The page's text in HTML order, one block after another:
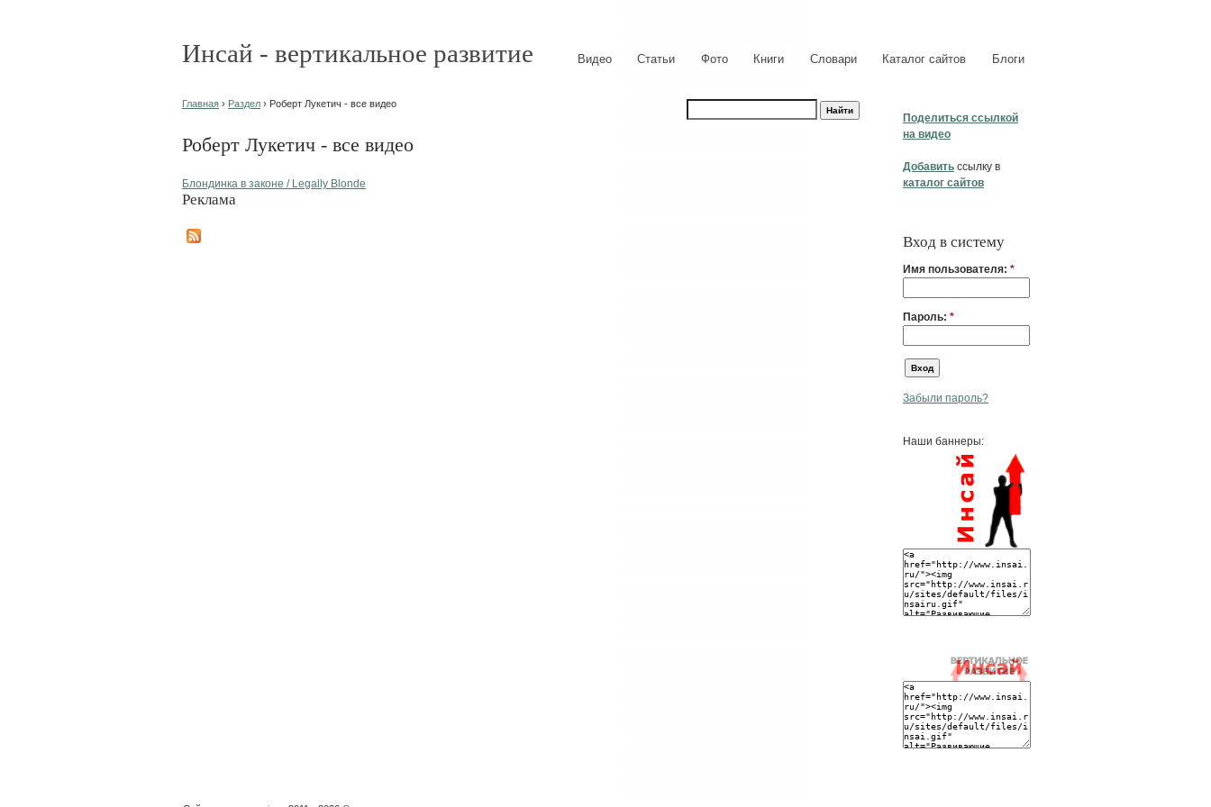
Инсай - вертикальное развитие Видео Статьи Фото Книги Словари Каталог сайтов Блоги
Поделиться ссылкой
на видео
Добавить ссылку в
каталог сайтов
Вход в систему
Имя пользователя: *
Пароль: *
Забыли пароль?
Наши баннеры:
Главная › Раздел › Роберт Лукетич - все видео
Роберт Лукетич - все видео
Блондинка в законе / Legally Blonde
Реклама